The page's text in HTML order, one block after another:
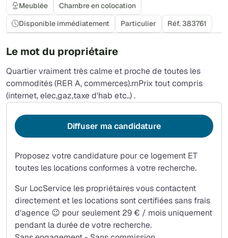
Meublée
Chambre en colocation
Disponible immédiatement
Particulier Réf. 383761
Le mot du propriétaire
Quartier vraiment très calme et proche de toutes les
commodités (RER A, commerces).rnPrix tout compris
(internet, elec,gaz,taxe d'hab etc..) .
Proposez votre candidature pour ce logement ET
toutes les locations conformes à votre recherche.
Sur LocService les propriétaires vous contactent
directement et les locations sont certifiées sans frais
d'agence 😉 pour seulement 29 € / mois uniquement
pendant la durée de votre recherche.
Diffuser ma candidature